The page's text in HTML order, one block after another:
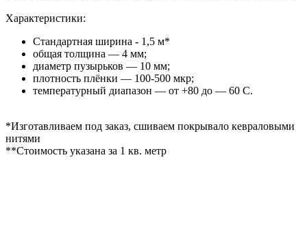
Характеристики:
Стандартная ширина - 1,5 м*
общая толщина — 4 мм;
диаметр пузырьков — 10 мм;
плотность плёнки — 100-500 мкр;
температурный диапазон — от +80 до — 60 C.
*Изготавливаем под заказ, сшиваем покрывало кевраловыми
нитями
**Стоимость указана за 1 кв. метр